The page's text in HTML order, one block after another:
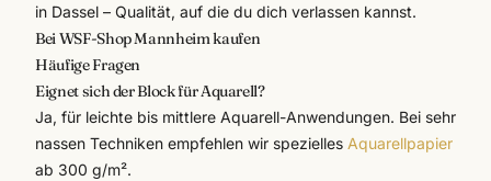
in Dassel – Qualität, auf die du dich verlassen kannst.
Bei WSF-Shop Mannheim kaufen
Häufige Fragen
Eignet sich der Block für Aquarell?
Ja, für leichte bis mittlere Aquarell-Anwendungen. Bei sehr
nassen Techniken empfehlen wir spezielles Aquarellpapier
ab 300 g/m².